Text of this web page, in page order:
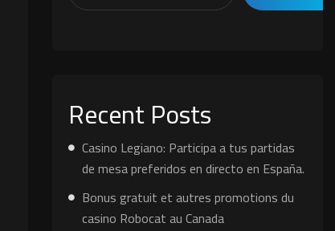
Recent Posts
Casino Legiano: Participa a tus partidas
de mesa preferidos en directo en España.
Bonus gratuit et autres promotions du
casino Robocat au Canada